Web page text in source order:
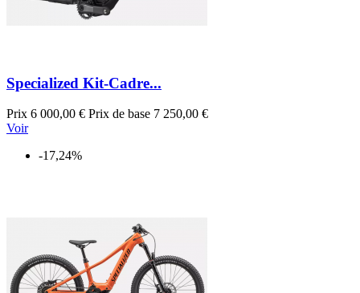
Specialized Kit-Cadre...
Prix 6 000,00 € Prix de base 7 250,00 €
Voir
-17,24%